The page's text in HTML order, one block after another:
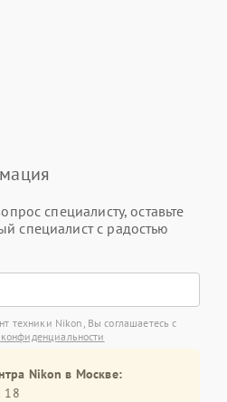
специалисту, оставьте
специалист с радостью
техники Nikon, Вы соглашаетесь с
Nikon в Москве:
18